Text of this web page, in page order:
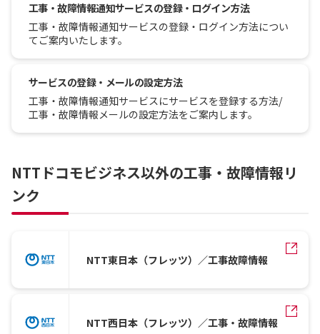
工事・故障情報通知サービスの登録・ログイン方法
工事・故障情報通知サービスの登録・ログイン方法につい
てご案内いたします。
サービスの登録・メールの設定方法
工事・故障情報通知サービスにサービスを登録する方法/
工事・故障情報メールの設定方法をご案内します。
NTTドコモビジネス以外の工事・故障情報リ
ンク
NTT東日本（フレッツ）／工事故障情報
NTT西日本（フレッツ）／工事・故障情報